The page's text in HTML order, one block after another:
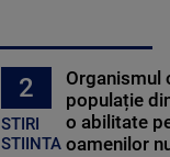
2
STIRI
STIINTA
Organismul
populație
o abilitate
oamenilor